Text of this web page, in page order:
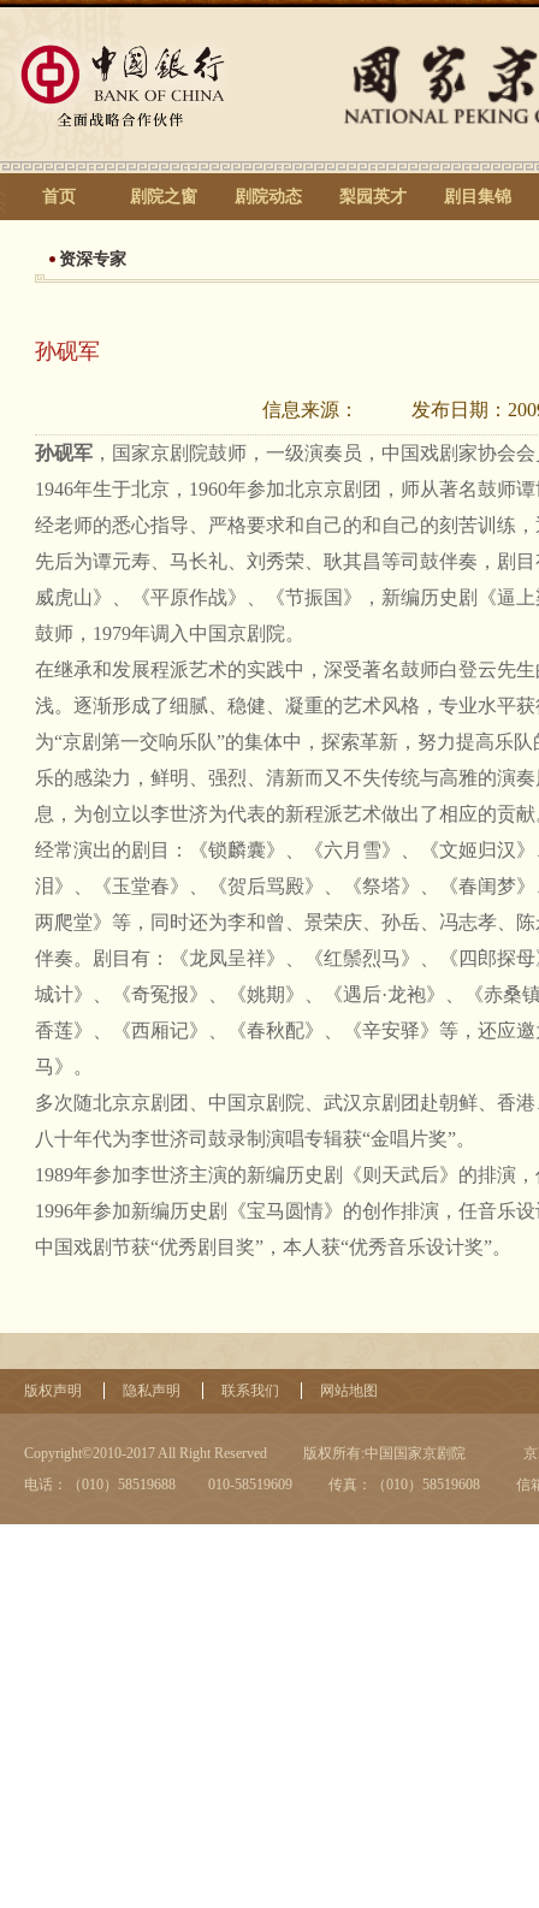
首页 剧院之窗 剧院动态 梨园英才 剧目集锦
资深专家
孙砚军
信息来源： 发布日期：
孙砚军 ，国家京剧院鼓师，一级演奏员，中国戏剧家协会
1946年生于北京，1960年参加北京京剧团，师从著名鼓师
经老师的悉心指导、严格要求和自己的和自己的刻苦训练
先后为谭元寿、马长礼、刘秀荣、耿其昌等司鼓伴奏，剧
威虎山》、《平原作战》、《节振国》，新编历史剧《逼
鼓师，1979年调入中国京剧院。
在继承和发展程派艺术的实践中，深受著名鼓师白登云先
浅。逐渐形成了细腻、稳健、凝重的艺术风格，专业水平
为“京剧第一交响乐队”的集体中，探索革新，努力提高乐
乐的感染力，鲜明、强烈、清新而又不失传统与高雅的演
息，为创立以李世济为代表的新程派艺术做出了相应的贡献
经常演出的剧目：《锁麟囊》、《六月雪》、《文姬归汉
泪》、《玉堂春》、《贺后骂殿》、《祭塔》、《春闺梦
两爬堂》等，同时还为李和曾、景荣庆、孙岳、冯志孝、
伴奏。剧目有：《龙凤呈祥》、《红鬃烈马》、《四郎探
城计》、《奇冤报》、《姚期》、《遇后·龙袍》、《赤桑
香莲》、《西厢记》、《春秋配》、《辛安驿》等，还应
马》。
多次随北京京剧团、中国京剧院、武汉京剧团赴朝鲜、香
八十年代为李世济司鼓录制演唱专辑获“金唱片奖”。
1989年参加李世济主演的新编历史剧《则天武后》的排演
1996年参加新编历史剧《宝马圆情》的创作排演，任音乐
中国戏剧节获“优秀剧目奖”，本人获“优秀音乐设计奖”。
版权声明 隐私声明 联系我们 网站地图
Copyright©2010-2017 All Right Reserved 版权所有:中国国家京剧院
电话：（010）58519688 010-58519609
传真：（010）58519608 信